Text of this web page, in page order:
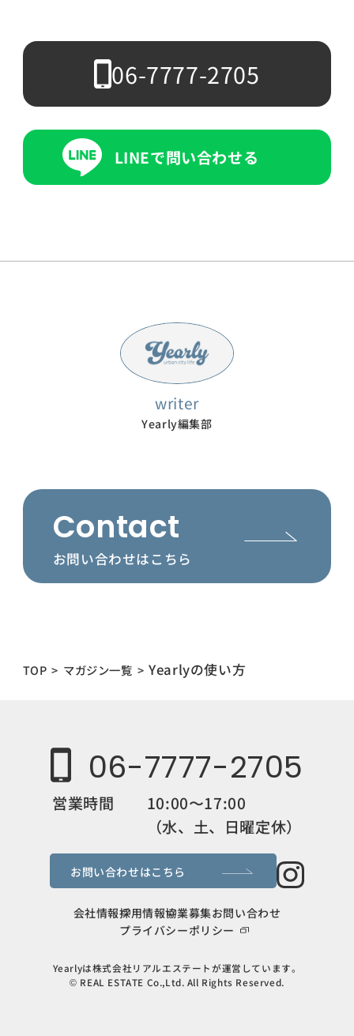
06-7777-2705
LINEで問い合わせる
writer
Yearly編集部
Contact
お問い合わせはこちら
TOP マガジン一覧 Yearlyの使い方
06-7777-2705
営業時間
10:00〜17:00
（水、土、日曜定休）
お問い合わせはこちら
会社情報採用情報協業募集お問い合わせ
プライバシーポリシー
Yearlyは株式会社リアルエステートが運営しています。
© REAL ESTATE Co.,Ltd. All Rights Reserved.